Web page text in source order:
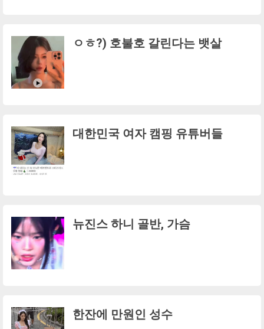
ㅇㅎ?) 호불호 갈린다는 뱃살
대한민국 여자 캠핑 유튜버들
뉴진스 하니 골반, 가슴
한잔에 만원인 성수